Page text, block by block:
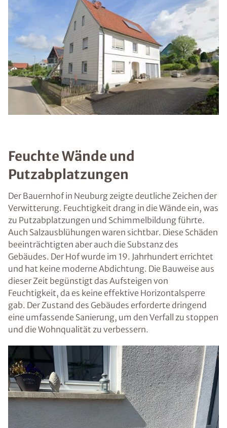
Feuchte Wände und
Putzabplatzungen
Der Bauernhof in Neuburg zeigte deutliche Zeichen der
Verwitterung. Feuchtigkeit drang in die Wände ein, was
zu Putzabplatzungen und Schimmelbildung führte.
Auch Salzausblühungen waren sichtbar. Diese Schäden
beeinträchtigten aber auch die Substanz des
Gebäudes. Der Hof wurde im 19. Jahrhundert errichtet
und hat keine moderne Abdichtung. Die Bauweise aus
dieser Zeit begünstigt das Aufsteigen von
Feuchtigkeit, da es keine effektive Horizontalsperre
gab. Der Zustand des Gebäudes erforderte dringend
eine umfassende Sanierung, um den Verfall zu stoppen
und die Wohnqualität zu verbessern.